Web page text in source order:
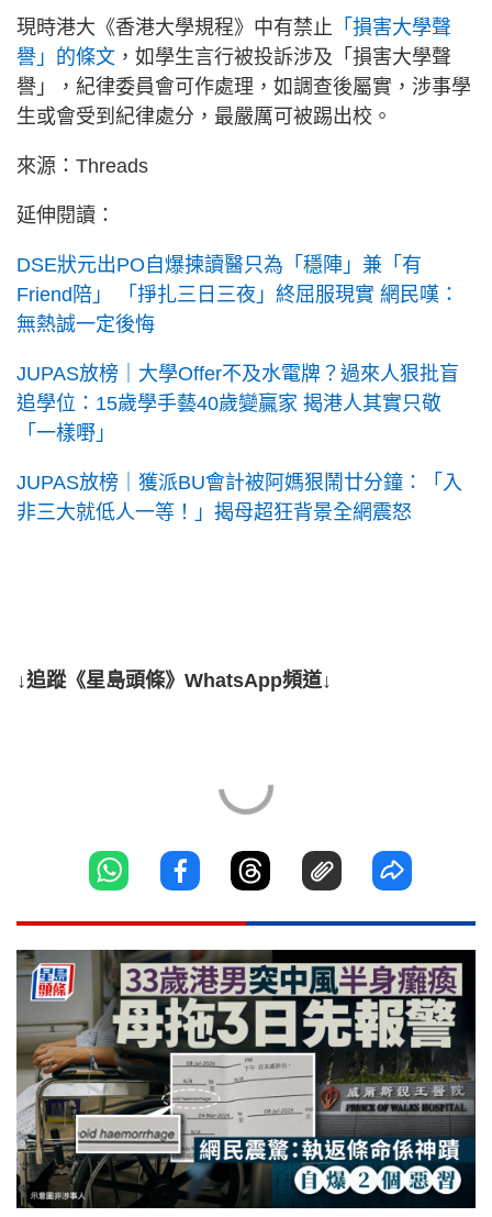
現時港大《香港大學規程》中有禁止 「損害大學聲
譽」的條文 ，如學生言行被投訴涉及「損害大學聲
譽」，紀律委員會可作處理，如調查後屬實，涉事學
生或會受到紀律處分，最嚴厲可被踢出校。
來源：Threads
延伸閱讀：
DSE狀元出PO自爆揀讀醫只為「穩陣」兼「有
Friend陪」 「掙扎三日三夜」終屈服現實 網民嘆：
無熱誠一定後悔
JUPAS放榜｜大學Offer不及水電牌？過來人狠批盲
追學位：15歲學手藝40歲變贏家 揭港人其實只敬
「一樣嘢」
JUPAS放榜｜獲派BU會計被阿媽狠鬧廿分鐘：「入
非三大就低人一等！」揭母超狂背景全網震怒
↓追蹤《星島頭條》WhatsApp頻道↓